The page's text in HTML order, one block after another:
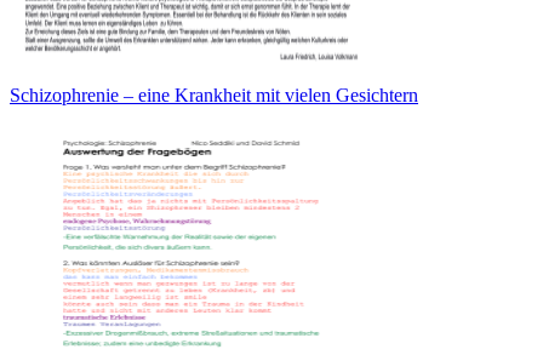
Schizophrenie – eine Krankheit mit vielen Gesichtern